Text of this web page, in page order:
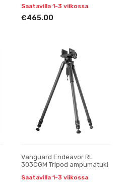
Saatavilla 1-3 viikossa
€465.00
Vanguard Endeavor RL
303CGM Tripod ampumatuki
Saatavilla 1-3 viikossa